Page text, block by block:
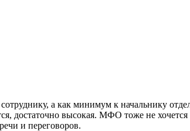
а как минимум к начальнику
достаточно высокая. МФО тоже не
и переговоров.